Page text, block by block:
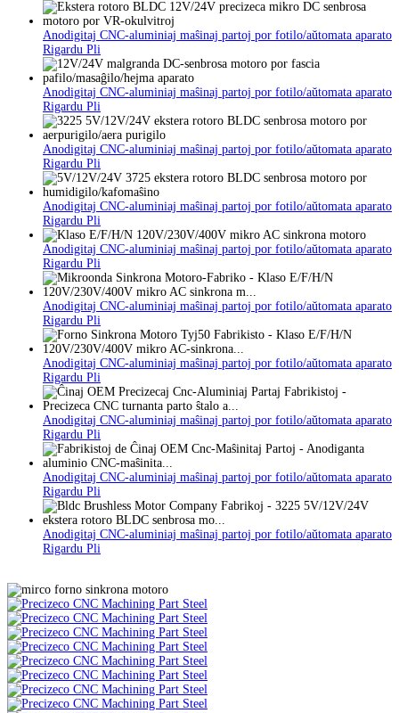
Anodigitaj CNC-aluminiaj maŝinaj partoj por fotilo/aŭtomata aparato
Rigardu Pli
Anodigitaj CNC-aluminiaj maŝinaj partoj por fotilo/aŭtomata aparato
Rigardu Pli
Anodigitaj CNC-aluminiaj maŝinaj partoj por fotilo/aŭtomata aparato
Rigardu Pli
Anodigitaj CNC-aluminiaj maŝinaj partoj por fotilo/aŭtomata aparato
Rigardu Pli
Anodigitaj CNC-aluminiaj maŝinaj partoj por fotilo/aŭtomata aparato
Rigardu Pli
Anodigitaj CNC-aluminiaj maŝinaj partoj por fotilo/aŭtomata aparato
Rigardu Pli
Anodigitaj CNC-aluminiaj maŝinaj partoj por fotilo/aŭtomata aparato
Rigardu Pli
Anodigitaj CNC-aluminiaj maŝinaj partoj por fotilo/aŭtomata aparato
Rigardu Pli
Anodigitaj CNC-aluminiaj maŝinaj partoj por fotilo/aŭtomata aparato
Rigardu Pli
Anodigitaj CNC-aluminiaj maŝinaj partoj por fotilo/aŭtomata aparato
Rigardu Pli